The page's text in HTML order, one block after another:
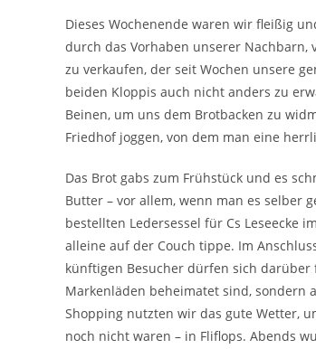
Dieses Wochenende waren wir fleißig
durch das Vorhaben unserer
zu verkaufen, der seit Wochen unsere
beiden Kloppis auch nicht anders zu
Beinen, um uns dem Brotbacken zu
Friedhof joggen, von dem man eine
Das Brot gabs zum Frühstück und es
Butter – vor allem, wenn man es selber
bestellten Ledersessel für Cs Leseecke
alleine auf der Couch tippe. Im
künftigen Besucher dürfen sich
Markenläden beheimatet sind, sondern
Shopping nutzten wir das gute Wetter,
noch nicht waren – in Fliflops. Abends